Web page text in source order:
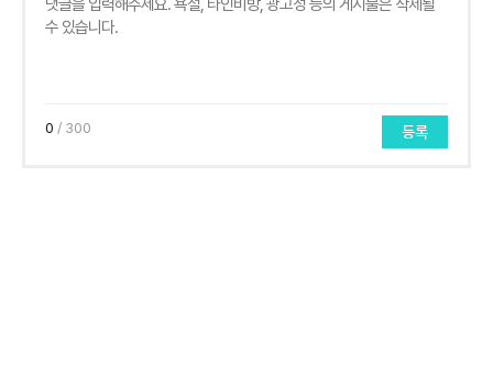
0 / 300 등록